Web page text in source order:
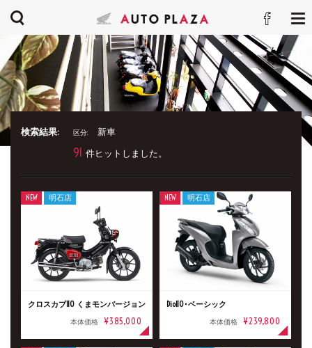
検索結果: 区分: 新車
91 件ヒットしました。
クロスカブ110 くまモンバージョン
本体価格 ¥385,000
NEW 明石店
Dio110･ベーシック
本体価格 ¥239,800
NEW 明石店